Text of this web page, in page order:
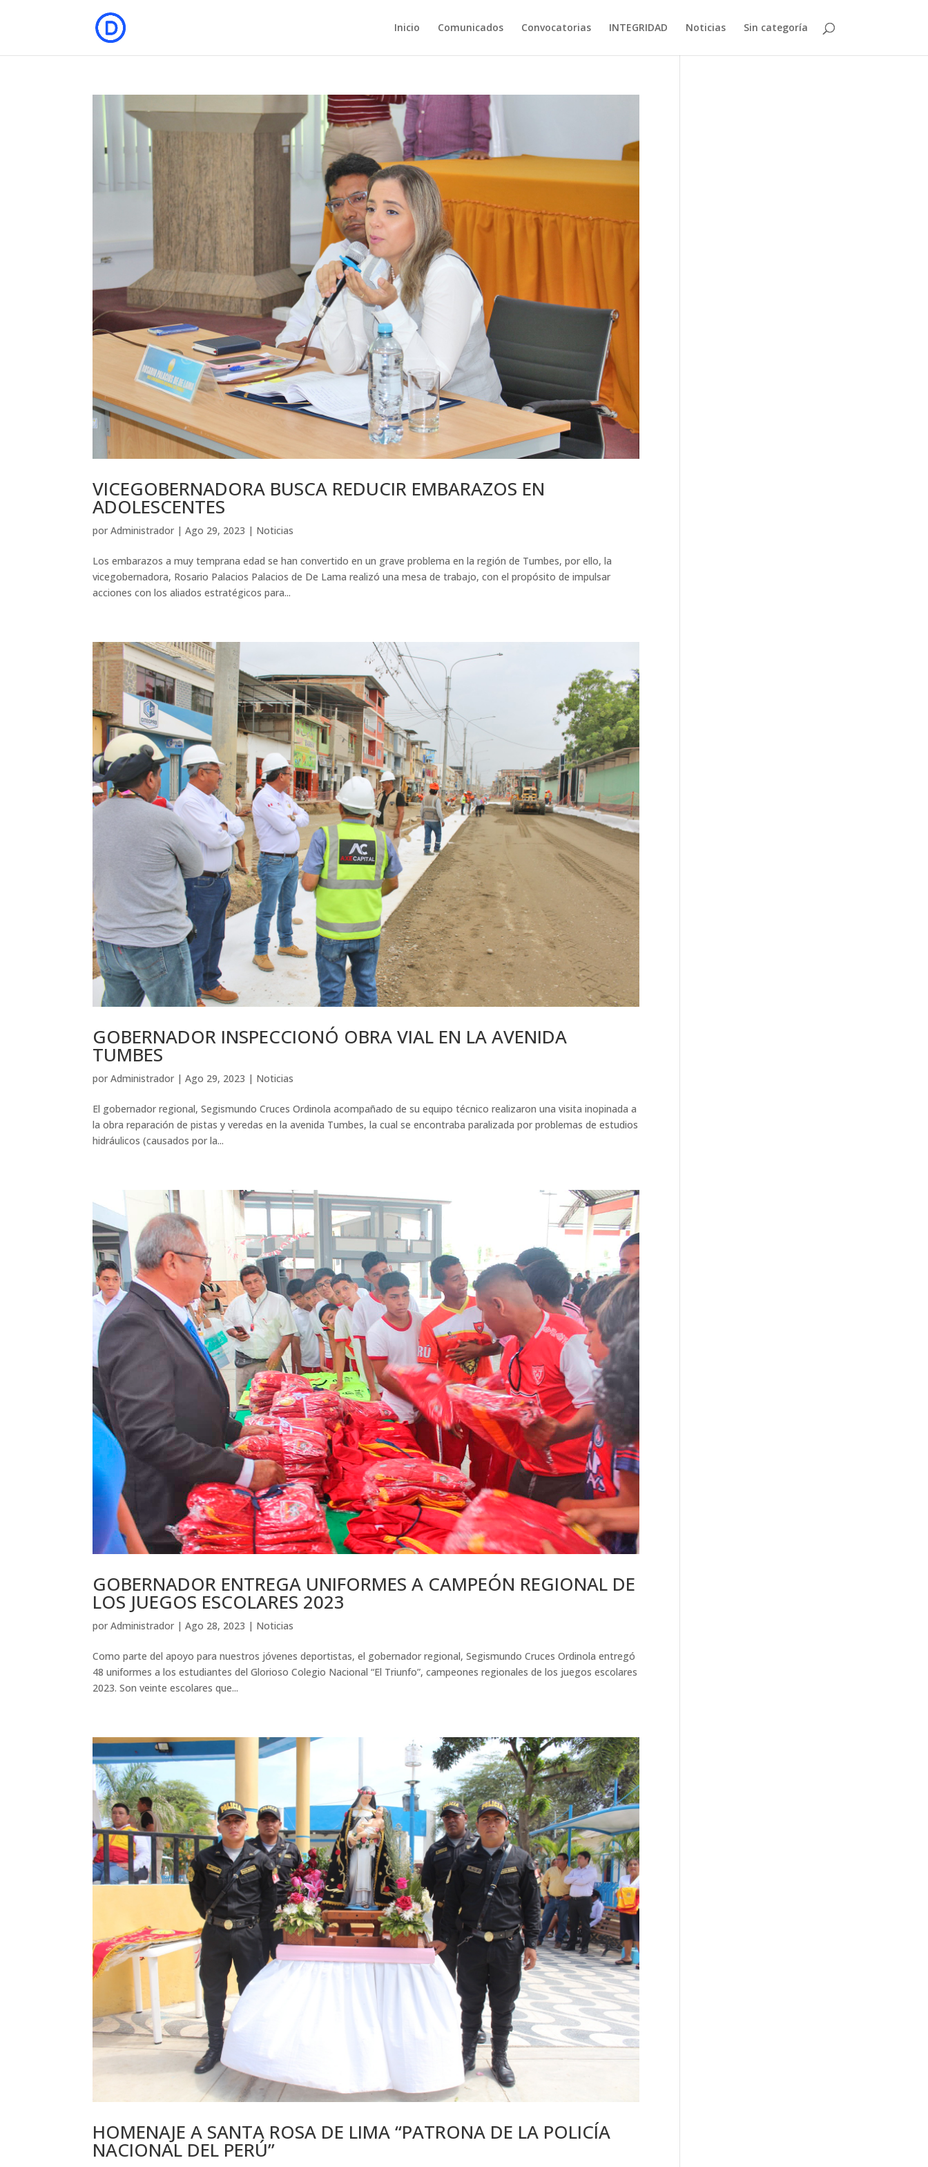
Inicio Comunicados Convocatorias INTEGRIDAD Noticias Sin categoría
VICEGOBERNADORA BUSCA REDUCIR EMBARAZOS EN
ADOLESCENTES
porAdministrador |Ago 29, 2023 | Noticias
Los embarazos a muy temprana edad se han convertido en un grave problema en la región de Tumbes, por ello, la
vicegobernadora, Rosario Palacios Palacios de De Lama realizó una mesa de trabajo, con el propósito de impulsar
acciones con los aliados estratégicos para...
GOBERNADOR INSPECCIONÓ OBRA VIAL EN LA AVENIDA
TUMBES
porAdministrador |Ago 29, 2023 | Noticias
El gobernador regional, Segismundo Cruces Ordinola acompañado de su equipo técnico realizaron una visita inopinada a
la obra reparación de pistas y veredas en la avenida Tumbes, la cual se encontraba paralizada por problemas de estudios
hidráulicos (causados por la...
GOBERNADOR ENTREGA UNIFORMES A CAMPEÓN REGIONAL DE
LOS JUEGOS ESCOLARES 2023
porAdministrador |Ago 28, 2023 | Noticias
Como parte del apoyo para nuestros jóvenes deportistas, el gobernador regional, Segismundo Cruces Ordinola entregó
48 uniformes a los estudiantes del Glorioso Colegio Nacional “El Triunfo”, campeones regionales de los juegos escolares
2023. Son veinte escolares que...
HOMENAJE A SANTA ROSA DE LIMA “PATRONA DE LA POLICÍA
NACIONAL DEL PERÚ”